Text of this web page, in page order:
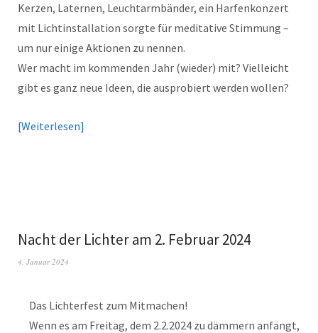
Kerzen, Laternen, Leuchtarmbänder, ein Harfenkonzert
mit Lichtinstallation sorgte für meditative Stimmung –
um nur einige Aktionen zu nennen.
Wer macht im kommenden Jahr (wieder) mit? Vielleicht
gibt es ganz neue Ideen, die ausprobiert werden wollen?
Weiterlesen
Nacht der Lichter am 2. Februar 2024
4. Januar 2024
Das Lichterfest zum Mitmachen!
Wenn es am Freitag, dem 2.2.2024 zu dämmern anfängt,